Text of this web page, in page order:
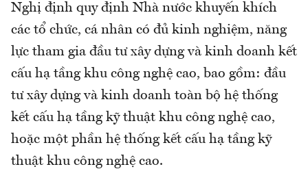
Nghị định quy định Nhà nước khuyến khích
các tổ chức, cá nhân có đủ kinh nghiệm, năng
lực tham gia đầu tư xây dựng và kinh doanh kết
cấu hạ tầng khu công nghệ cao, bao gồm: đầu
tư xây dựng và kinh doanh toàn bộ hệ thống
kết cấu hạ tầng kỹ thuật khu công nghệ cao,
hoặc một phần hệ thống kết cấu hạ tầng kỹ
thuật khu công nghệ cao.